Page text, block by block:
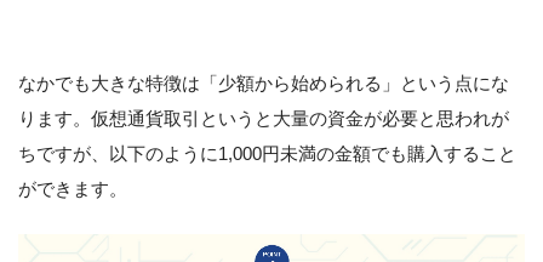
なかでも大きな特徴は「少額から始められる」という点にな
ります。仮想通貨取引というと大量の資金が必要と思われが
ちですが、以下のように1,000円未満の金額でも購入すること
ができます。